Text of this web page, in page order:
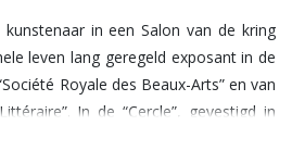
in een Salon van de kring
leven lang geregeld exposant in de
Royale des Beaux-Arts” en van
In de “Cercle”, gevestigd in
exposeerde hij individueel in